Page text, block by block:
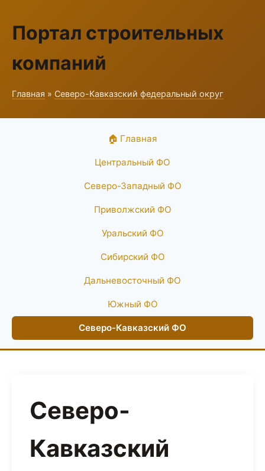
Портал строительных
компаний
Главная » Северо-Кавказский федеральный округ
🏠 Главная
Центральный ФО
Северо-Западный ФО
Приволжский ФО
Уральский ФО
Сибирский ФО
Дальневосточный ФО
Южный ФО
Северо-Кавказский ФО
Северо-
Кавказский